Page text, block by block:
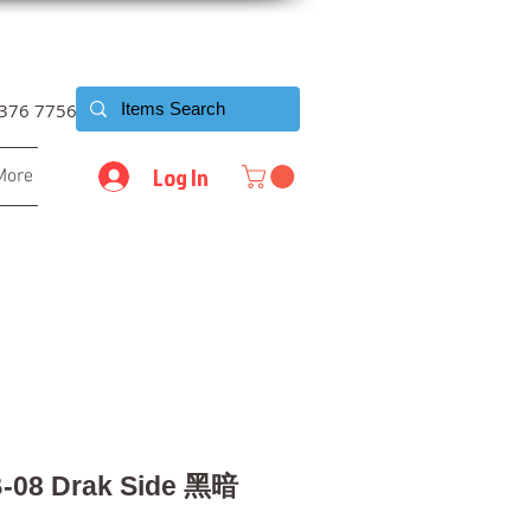
7756
Log In
08 Drak Side 黑暗